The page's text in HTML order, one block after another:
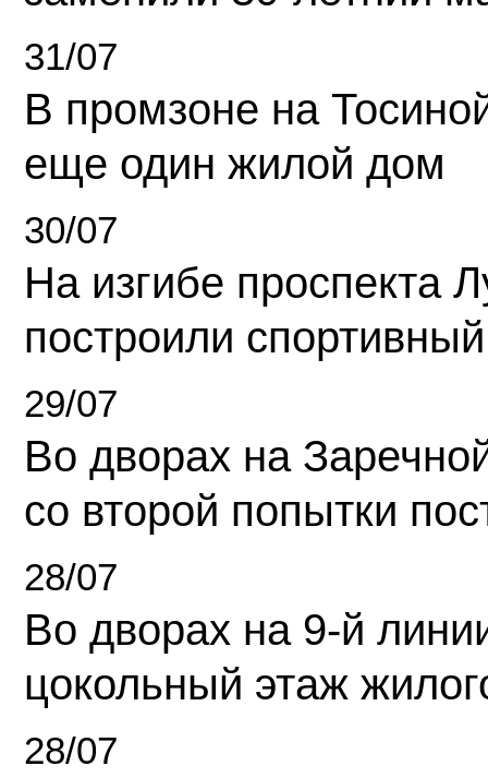
31/07
В промзоне на
еще один жилой дом
30/07
На изгибе проспекта
построили
29/07
Во дворах на
со второй попытки
28/07
Во дворах на 9-й
цокольный этаж
28/07